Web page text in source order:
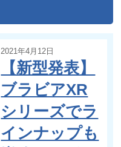
2021年4月12日
【新型発表】
ブラビアXR
シリーズでラ
インナップも